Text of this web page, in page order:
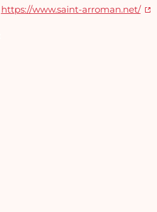
https://www.saint-arroman.net/